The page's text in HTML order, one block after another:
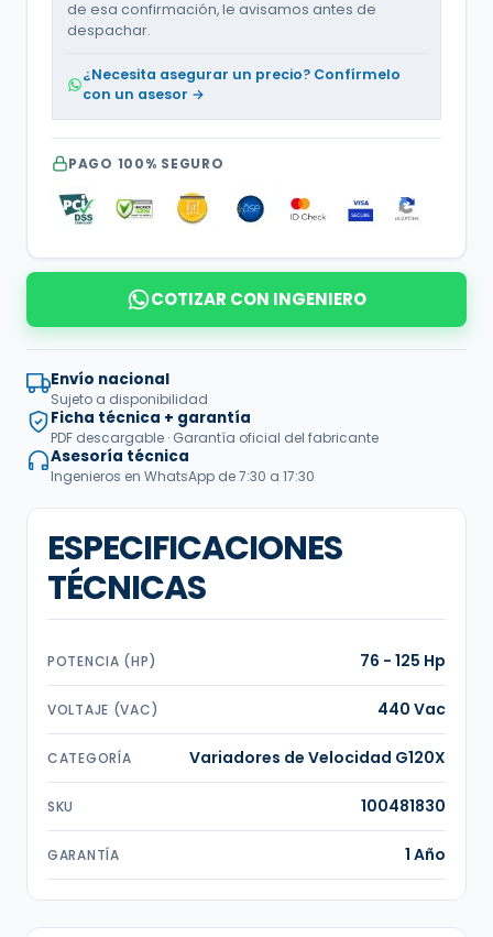
de esa confirmación, le avisamos antes de
despachar.
¿Necesita asegurar un precio? Confírmelo
con un asesor →
PAGO 100% SEGURO
COTIZAR CON INGENIERO
Envío nacional
Sujeto a disponibilidad
Ficha técnica + garantía
PDF descargable · Garantía oficial del fabricante
Asesoría técnica
Ingenieros en WhatsApp de 7:30 a 17:30
ESPECIFICACIONES
TÉCNICAS
POTENCIA (HP) 76 - 125 Hp
VOLTAJE (VAC) 440 Vac
CATEGORÍA Variadores de Velocidad G120X
SKU 100481830
GARANTÍA 1 Año